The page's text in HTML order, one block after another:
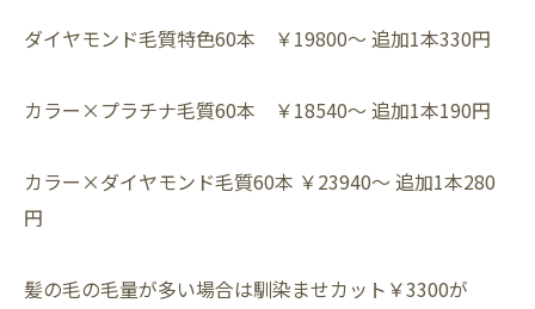
ダイヤモンド毛質特色60本 ￥19800～ 追加1本330円⁡
カラー×プラチナ毛質60本 ￥18540～ 追加1本190円⁡
カラー×ダイヤモンド毛質60本 ￥23940～ 追加1本280
円⁡
髪の毛の毛量が多い場合は馴染ませカット￥3300が⁡